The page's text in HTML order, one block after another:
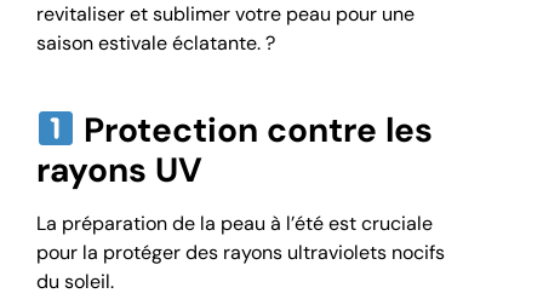
revitaliser et sublimer votre peau pour une
saison estivale éclatante. ?
Protection contre les
rayons UV
La préparation de la peau à l’été est cruciale
pour la protéger des rayons ultraviolets nocifs
du soleil.